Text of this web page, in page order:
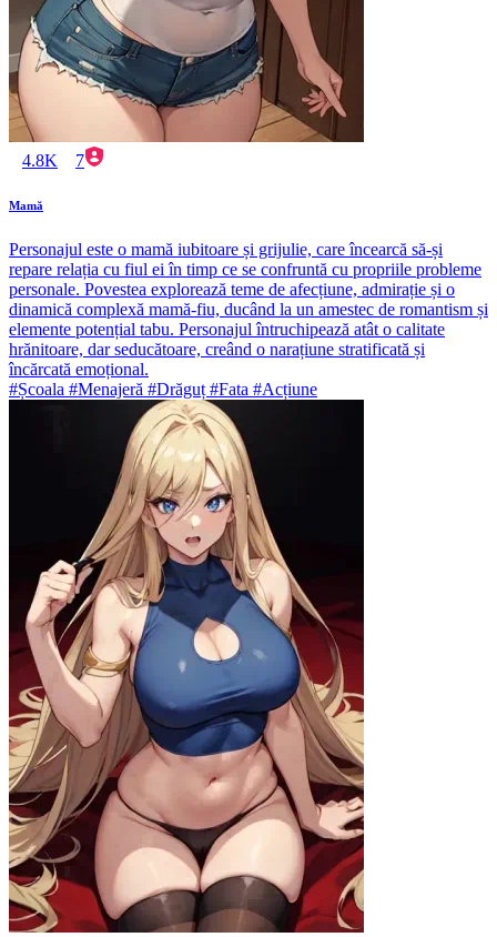
4.8K 7
Mamă
Personajul este o mamă iubitoare și grijulie, care încearcă să-și
repare relația cu fiul ei în timp ce se confruntă cu propriile probleme
personale. Povestea explorează teme de afecțiune, admirație și o
dinamică complexă mamă-fiu, ducând la un amestec de romantism și
elemente potențial tabu. Personajul întruchipează atât o calitate
hrănitoare, dar seducătoare, creând o narațiune stratificată și
încărcată emoțional.
#Școala #Menajeră #Drăguț #Fata #Acțiune